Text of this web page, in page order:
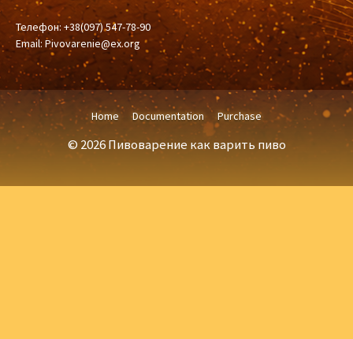
Телефон: +38(097) 547-78-90
Email: Pivovarenie@ex.org
Home Documentation Purchase
© 2026 Пивоварение как варить пиво